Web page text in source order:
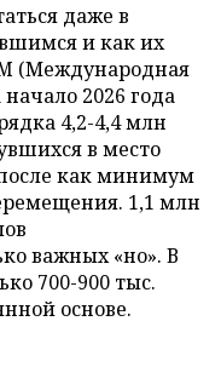
даже в
и как их
(Международная
2026 года
4,2-4,4 млн
в место
как минимум
1,1 млн
важных «но». В
700-900 тыс.
основе.